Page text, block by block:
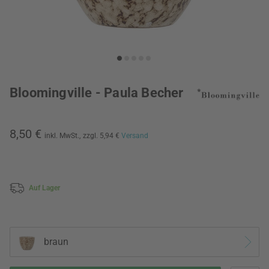
Bloomingville - Paula Becher
8,50 € inkl. MwSt., zzgl. 5,94 € Versand
Auf Lager
braun